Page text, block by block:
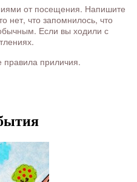
от посещения. Напишите
нет, что запомнилось, что
Если вы ходили с
правила приличия.